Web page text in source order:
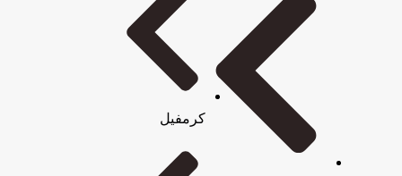
کرمفیل